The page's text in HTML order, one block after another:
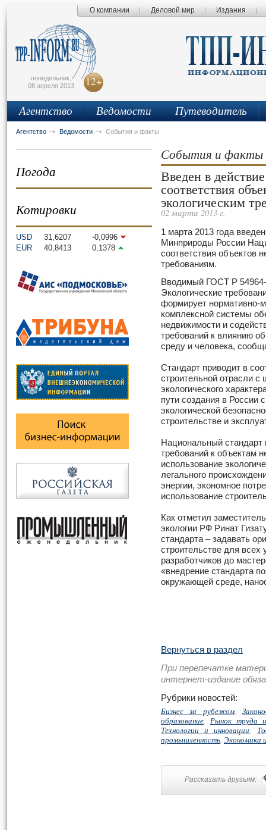
О компании Деловой мир Издания
понедельник,
08 апреля 2013
12+
Агентство Ведомости Путеводитель
Агентство Ведомости События и факты
Погода
Котировки
USD 31,6207
-0,0996
EUR
40,8413 0,1378
События и факты
Введен в
соответствия
экологическим
02 марта 2013 г.
1 марта 2013 года
Минприроды России
соответствия объектов
требованиям.
Вводимый ГОСТ Р 54964-
Экологические
формирует нормативно-
комплексной системы
недвижимости и
требований к влиянию
среду и человека,
Стандарт приводит в
строительной отрасли
экологического
пути создания в России
экологической
строительстве и
Национальный стандарт
требований к объектам
использование
легального
энергии, экономное
использование
Как отметил
экологии РФ Ринат
стандарта – задавать
строительстве для всех
разработчиков до
«внедрение стандарта
окружающей среде,
Вернуться в раздел
При перепечатке
интернет-издание
Рубрики новостей:
Бизнес за рубежом,
образование, Рынок труда
Технологии и инновации,
промышленность, Экономика
Рассказать друзьям: